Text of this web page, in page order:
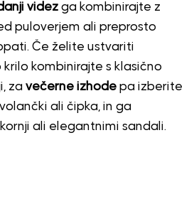
videz ga kombinirajte z
puloverjem ali preprosto
Če želite ustvariti
kombinirajte s klasično
zavečerne izhode pa izberite
ali čipka, in ga
ali elegantnimi sandali.